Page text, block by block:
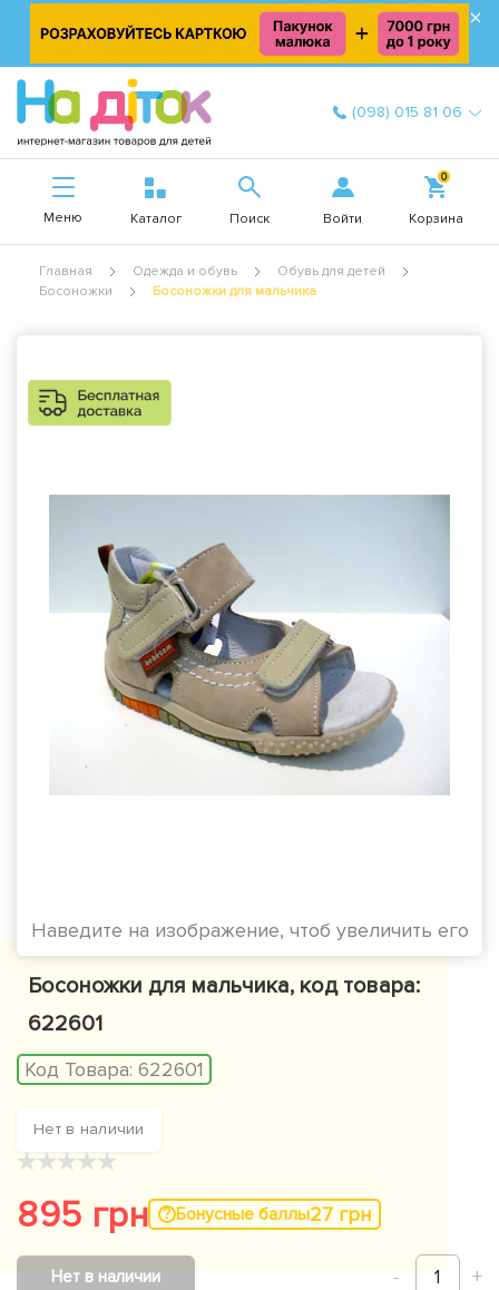
×
(098) 015 81 06
Меню Каталог Поиск Войти
0
Корзина
Главная Одежда и обувь
Обувь для детей
Босоножки
Босоножки для мальчика
Наведите на изображение, чтоб увеличить его
Босоножки для мальчика, код товара:
622601
Код Товара: 622601
Нет в наличии
★★★★★
895 грн Бонусные баллы27 грн
- 1 +
Нет в наличии